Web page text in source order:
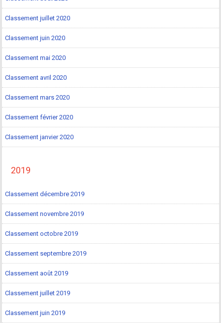
Classement juillet 2020
Classement juin 2020
Classement mai 2020
Classement avril 2020
Classement mars 2020
Classement février 2020
Classement janvier 2020
2019
Classement décembre 2019
Classement novembre 2019
Classement octobre 2019
Classement septembre 2019
Classement août 2019
Classement juillet 2019
Classement juin 2019